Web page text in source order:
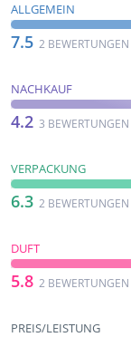
ALLGEMEIN
7.5 2 BEWERTUNGEN
NACHKAUF
4.2 3 BEWERTUNGEN
VERPACKUNG
6.3 2 BEWERTUNGEN
DUFT
5.8 2 BEWERTUNGEN
PREIS/LEISTUNG